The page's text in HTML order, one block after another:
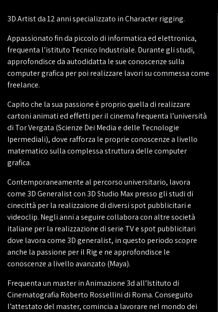
3D Artist da 12 anni specializzato in Character rigging.
Appassionato fin da piccolo di informatica ed elettronica,
frequenta l’istituto Tecnico Industriale. Durante gli studi,
approfondisce da autodidatta le sue conoscenze sulla
computer grafica per poi realizzare lavori su commessa come
freelance.
Capito che la sua passione è proprio quella di realizzare
cartoni animati ed effetti per il cinema frequenta l’università
di Tor Vergata (Scienze Dei Media e delle Tecnologie
Ipermediali), dove rafforza le proprie conoscenze a livello
matematico sulla complessa struttura delle computer
grafica.
Contemporaneamente al percorso universitario, lavora
come 3D Generalist con 3D Studio Max presso gli studi di
cinecittà per la realizzaione di diversi spot pubblicitari e
videoclip. Negli anni a seguire collabora con altre società
italiane per la realizzazione di serie TV e spot pubblicitari
dove lavora come 3D generalist, in questo periodo scopre
anche la passione per il Rig e ne approfondisce le
conoscenze a livello avanzato (Maya).
Frequenta un master in Animazione 3d all’Istituto di
Cinematografia Roberto Rossellini di Roma. Conseguito
l’attestato del master, comincia a lavorare nel mondo dei